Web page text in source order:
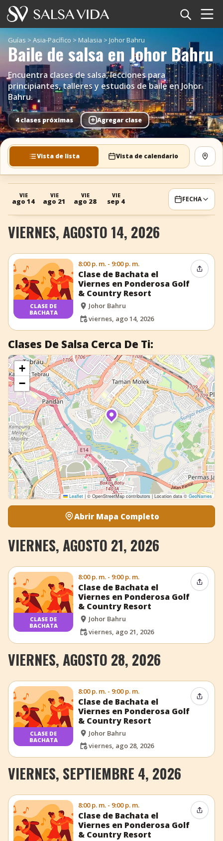
Inicio
Eventos
Noticias
Artículos
Videos
Glosario
Tienda
+ Añadir evento
Guías > Asia-Pacífico > Malasia > Johor Bahru
Baile de salsa en Johor Bahru
Encuentra clases de salsa, lecciones para
principiantes, talleres y estudios de baile en Johor
Bahru.
4 clases próximas + Agregar clase
Vista de lista Vista de calendario Ver
VIE
ago 14
VIE
ago 21
VIE
ago 28
VIE
sep 4 FECHA
VIERNES, AGOSTO 14, 2026
CLASE DE
BACHATA
8:00 p. m. - 9:00 p. m.
Clase de Bachata el
Viernes en Ponderosa Golf
& Country Resort
Johor Bahru
viernes, ago 14, 2026
Clases De Salsa Cerca De Ti:
+
−
Leaflet | © OpenStreetMap contributors | Location data © GeoNames
Abrir Mapa Completo
VIERNES, AGOSTO 21, 2026
CLASE DE
BACHATA
8:00 p. m. - 9:00 p. m.
Clase de Bachata el
Viernes en Ponderosa Golf
& Country Resort
Johor Bahru
viernes, ago 21, 2026
VIERNES, AGOSTO 28, 2026
CLASE DE
BACHATA
8:00 p. m. - 9:00 p. m.
Clase de Bachata el
Viernes en Ponderosa Golf
& Country Resort
Johor Bahru
viernes, ago 28, 2026
VIERNES, SEPTIEMBRE 4, 2026
8:00 p. m. - 9:00 p. m.
Clase de Bachata el
Viernes en Ponderosa Golf
& Country Resort